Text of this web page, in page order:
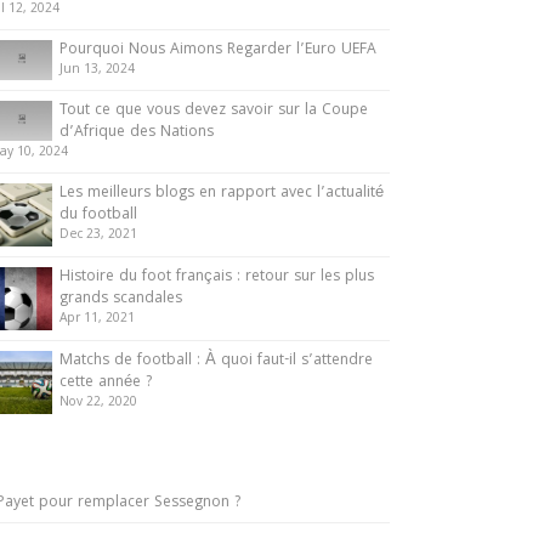
12, 2024
Pourquoi Nous Aimons Regarder l’Euro UEFA
Jun 13, 2024
Tout ce que vous devez savoir sur la Coupe
d’Afrique des Nations
10, 2024
Les meilleurs blogs en rapport avec l’actualité
du football
Dec 23, 2021
Histoire du foot français : retour sur les plus
grands scandales
Apr 11, 2021
Matchs de football : À quoi faut-il s’attendre
cette année ?
Nov 22, 2020
pour remplacer Sessegnon ?